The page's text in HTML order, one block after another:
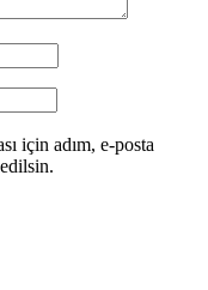
için adım, e-posta